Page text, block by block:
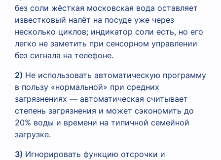
без соли жёсткая московская вода оставляет
известковый налёт на посуде уже через
несколько циклов; индикатор соли есть, но его
легко не заметить при сенсорном управлении
без сигнала на телефоне.
2) Не использовать автоматическую программу
в пользу «нормальной» при средних
загрязнениях — автоматическая считывает
степень загрязнения и может сэкономить до
20% воды и времени на типичной семейной
загрузке.
3) Игнорировать функцию отсрочки и